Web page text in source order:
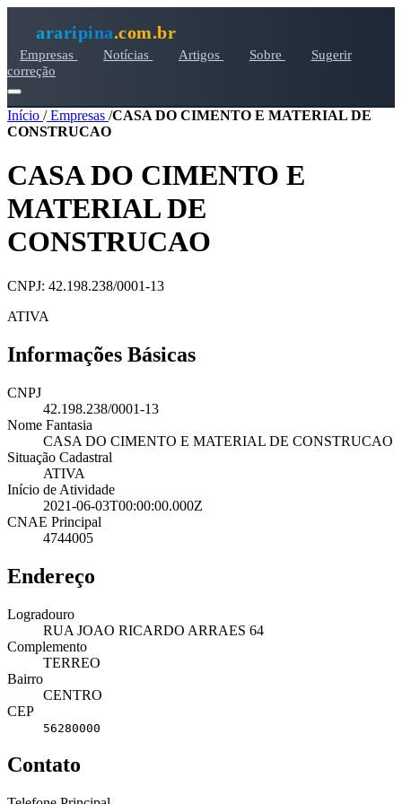
araripina.com.br
Empresas Notícias Artigos Sobre
Sugerir
correção
Início /Empresas /CASA DO CIMENTO E MATERIAL DE
CONSTRUCAO
CASA DO CIMENTO E
MATERIAL DE
CONSTRUCAO
CNPJ: 42.198.238/0001-13
ATIVA
Informações Básicas
CNPJ
42.198.238/0001-13
Nome Fantasia
CASA DO CIMENTO E MATERIAL DE CONSTRUCAO
Situação Cadastral
ATIVA
Início de Atividade
2021-06-03T00:00:00.000Z
CNAE Principal
4744005
Endereço
Logradouro
RUA JOAO RICARDO ARRAES 64
Complemento
TERREO
Bairro
CENTRO
CEP
56280000
Contato